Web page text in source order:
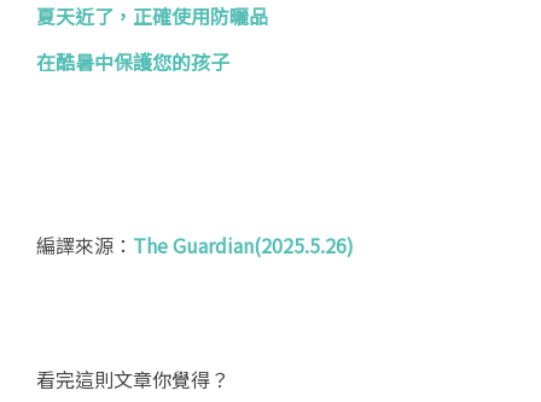
夏天近了，正確使用防曬品
在酷暑中保護您的孩子
編譯來源： The Guardian(2025.5.26)
看完這則文章你覺得？